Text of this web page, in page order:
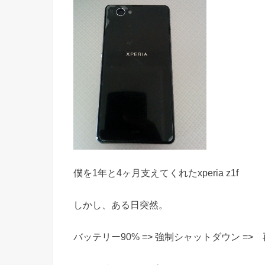
僕を1年と4ヶ月支えてくれたxperia z1f
しかし、ある日突然。
バッテリー90% => 強制シャットダウン =>